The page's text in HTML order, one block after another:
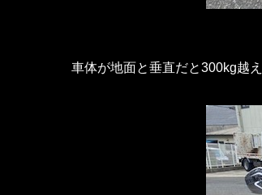
車体が地面と垂直だと300kg越